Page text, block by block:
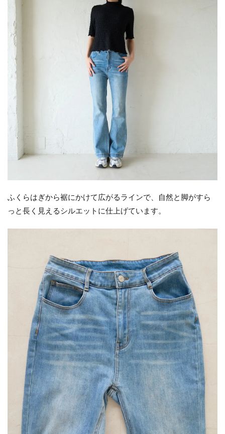
ふくらはぎから裾にかけて広がるラインで、自然と脚がすら
っと長く見えるシルエットに仕上げています。